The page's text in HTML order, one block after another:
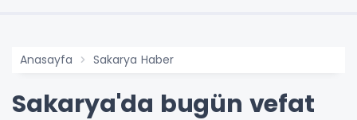
Anasayfa Sakarya Haber
Sakarya'da bugün vefat